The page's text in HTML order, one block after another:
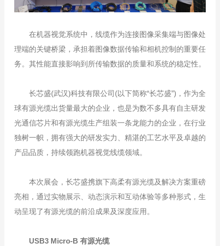
在机器视觉系统中，线缆作为连接图像采集端与图像处
理端的关键桥梁，承担着图像数据传输和相机控制的重要任
务。其性能直接影响到所传输数据的质量和系统的稳定性。
长芯盛(武汉)科技有限公司(以下简称“长芯盛”)，作为全
球有源光缆出货量最大的企业，也是为数不多具有自主研发
光通信芯片和有源光缆生产组装一条龙能力的企业，在行业
独树一帜，拥有强大的研发实力、精湛的工艺水平及卓越的
产品品质，持续领跑机器视觉线缆领域。
本次展会，长芯盛携旗下高柔有源光缆及解决方案重磅
亮相，通过实物展示、动态演示和互动体验等多种形式，生
动呈现了有源光缆的前沿成果及深度应用。
USB3 Micro-B 有源光缆